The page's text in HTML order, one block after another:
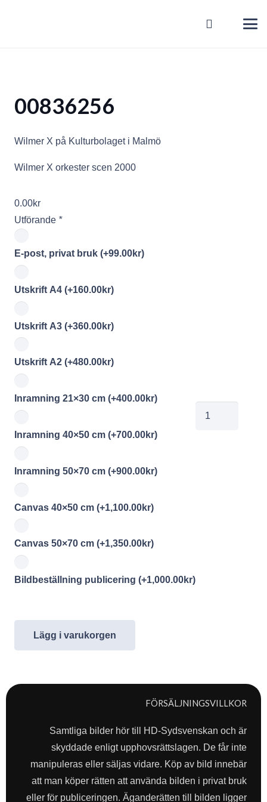
00836256
Wilmer X på Kulturbolaget i Malmö
Wilmer X orkester scen 2000
0.00kr
Utförande *
E-post, privat bruk (+99.00kr)
Utskrift A4 (+160.00kr)
Utskrift A3 (+360.00kr)
Utskrift A2 (+480.00kr)
Inramning 21×30 cm (+400.00kr)
Inramning 40×50 cm (+700.00kr)
Inramning 50×70 cm (+900.00kr)
Canvas 40×50 cm (+1,100.00kr)
Canvas 50×70 cm (+1,350.00kr)
Bildbeställning publicering (+1,000.00kr)
Lägg i varukorgen
FÖRSÄLJNINGSVILLKOR
Samtliga bilder hör till HD-Sydsvenskan och är
skyddade enligt upphovsrättslagen. De får inte
manipuleras eller säljas vidare. Köp av bild innebär
att man köper rätten att använda bilden i privat bruk
eller för publiceringen. Äganderätten till bilden ligger